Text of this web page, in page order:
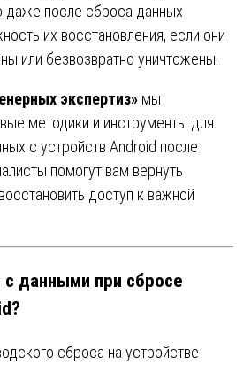
даже после сброса данных
их восстановления, если они
или безвозвратно уничтожены.
экспертиз» мы
методики и инструменты для
с устройств Android после
помогут вам вернуть
доступ к важной
данными при сбросе
сброса на устройстве